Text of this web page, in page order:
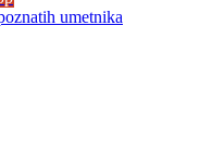
umetnika